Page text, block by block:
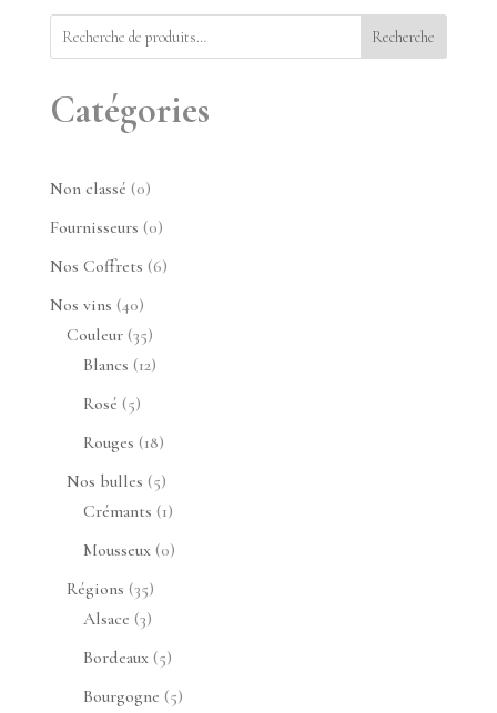
Recherche
Catégories
Non classé 00
produit
Fournisseurs 00
produit
Nos Coffrets 66
Nos vins 4040
produits
Couleur 3535
produits
Blancs 1212
Rosé 55
produits
Rouges 1818
produits
Nos bulles 55
produits
Crémants 11
produit
Mousseux 00
Régions 3535
produits
Alsace 33
produits
Bordeaux 55
produits
Bourgogne 55